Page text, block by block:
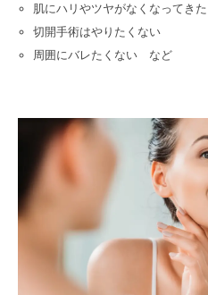
肌にハリやツヤがなくなってきた
切開手術はやりたくない
周囲にバレたくない など